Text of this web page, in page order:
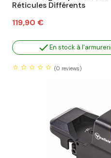
Réticules Différents
Prix
119,90 €
En stock à
(0 reviews)